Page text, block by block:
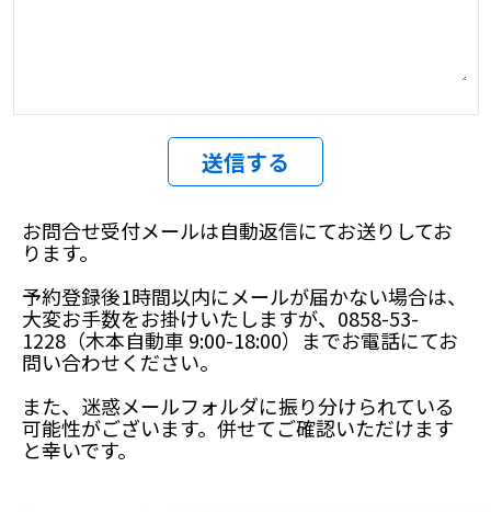
お問合せ受付メールは自動返信にてお送りしてお
ります。
予約登録後1時間以内にメールが届かない場合は、
大変お手数をお掛けいたしますが、0858-53-
1228（木本自動車 9:00-18:00）までお電話にてお
問い合わせください。
また、迷惑メールフォルダに振り分けられている
可能性がございます。併せてご確認いただけます
と幸いです。